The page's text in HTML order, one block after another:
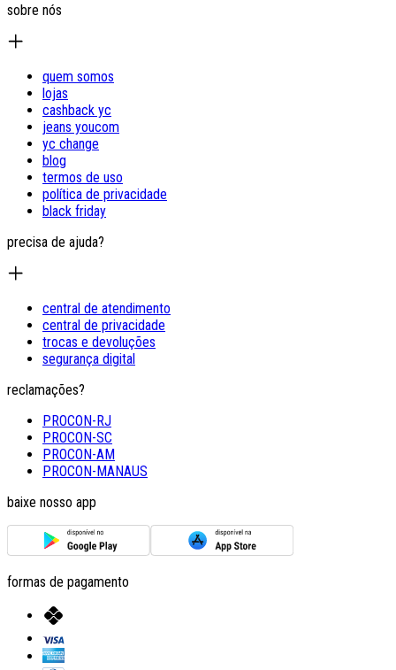
sobre nós
quem somos
lojas
cashback yc
jeans youcom
yc change
blog
termos de uso
política de privacidade
black friday
precisa de ajuda?
central de atendimento
central de privacidade
trocas e devoluções
segurança digital
reclamações?
PROCON-RJ
PROCON-SC
PROCON-AM
PROCON-MANAUS
baixe nosso app
formas de pagamento